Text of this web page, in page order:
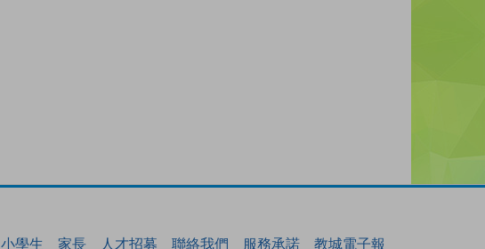
小學生 家長 人才招募 聯絡我們 服務承諾 教城電子報